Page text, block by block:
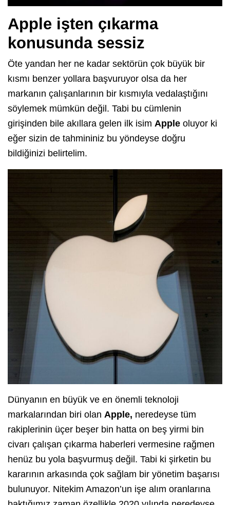
Apple işten çıkarma
konusunda sessiz
Öte yandan her ne kadar sektörün çok büyük bir
kısmı benzer yollara başvuruyor olsa da her
markanın çalışanlarının bir kısmıyla vedalaştığını
söylemek mümkün değil. Tabi bu cümlenin
girişinden bile akıllara gelen ilk isim Apple oluyor ki
eğer sizin de tahmininiz bu yöndeyse doğru
bildiğinizi belirtelim.
Dünyanın en büyük ve en önemli teknoloji
markalarından biri olan Apple, neredeyse tüm
rakiplerinin üçer beşer bin hatta on beş yirmi bin
civarı çalışan çıkarma haberleri vermesine rağmen
henüz bu yola başvurmuş değil. Tabi ki şirketin bu
kararının arkasında çok sağlam bir yönetim başarısı
bulunuyor. Nitekim Amazon’un işe alım oranlarına